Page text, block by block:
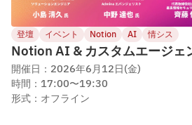
登壇 イベント Notion AI 情シス
Notion AI & カスタムエージェ
開催日：2026年6月12日(金)
時間：17:00〜19:30
形式：オフライン